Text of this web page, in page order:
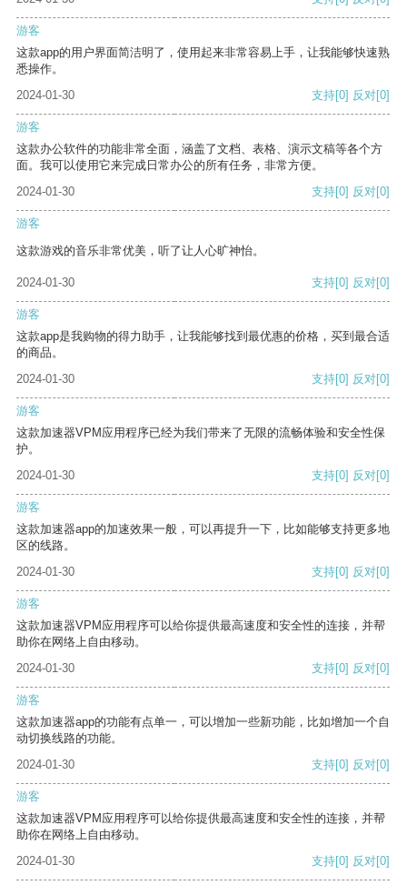
游客
这款app的用户界面简洁明了，使用起来非常容易上手，让我能够快速熟
悉操作。
2024-01-30
支持[0] 反对[0]
游客
这款办公软件的功能非常全面，涵盖了文档、表格、演示文稿等各个方
面。我可以使用它来完成日常办公的所有任务，非常方便。
2024-01-30
支持[0] 反对[0]
游客
这款游戏的音乐非常优美，听了让人心旷神怡。
2024-01-30 支持[0] 反对[0]
游客
这款app是我购物的得力助手，让我能够找到最优惠的价格，买到最合适
的商品。
2024-01-30
支持[0] 反对[0]
游客
这款加速器VPM应用程序已经为我们带来了无限的流畅体验和安全性保
护。
2024-01-30
支持[0] 反对[0]
游客
这款加速器app的加速效果一般，可以再提升一下，比如能够支持更多地
区的线路。
2024-01-30
支持[0] 反对[0]
游客
这款加速器VPM应用程序可以给你提供最高速度和安全性的连接，并帮
助你在网络上自由移动。
2024-01-30
支持[0] 反对[0]
游客
这款加速器app的功能有点单一，可以增加一些新功能，比如增加一个自
动切换线路的功能。
2024-01-30
支持[0] 反对[0]
游客
这款加速器VPM应用程序可以给你提供最高速度和安全性的连接，并帮
助你在网络上自由移动。
2024-01-30
支持[0] 反对[0]